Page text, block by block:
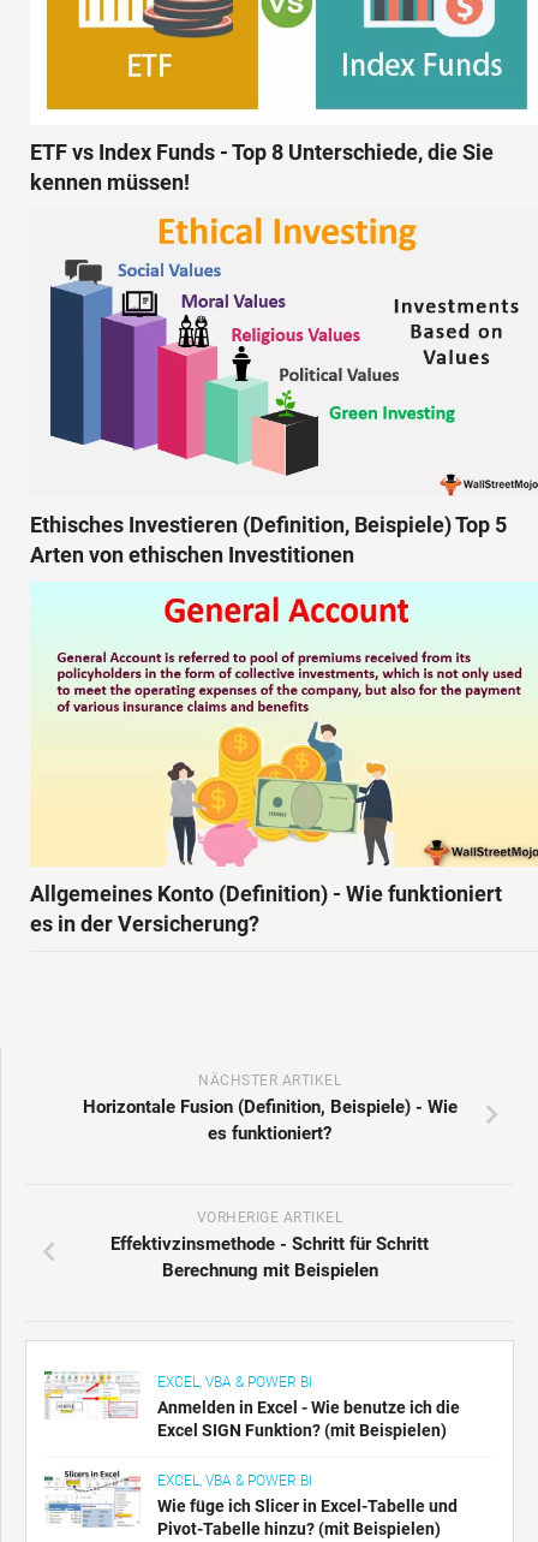
ETF vs Index Funds - Top 8 Unterschiede, die Sie
kennen müssen!
Ethisches Investieren (Definition, Beispiele) Top 5
Arten von ethischen Investitionen
Allgemeines Konto (Definition) - Wie funktioniert
es in der Versicherung?
NÄCHSTER ARTIKEL
Horizontale Fusion (Definition, Beispiele) - Wie
es funktioniert?
VORHERIGE ARTIKEL
Effektivzinsmethode - Schritt für Schritt
Berechnung mit Beispielen
EXCEL, VBA & POWER BI
Anmelden in Excel - Wie benutze ich die
Excel SIGN Funktion? (mit Beispielen)
EXCEL, VBA & POWER BI
Wie füge ich Slicer in Excel-Tabelle und
Pivot-Tabelle hinzu? (mit Beispielen)